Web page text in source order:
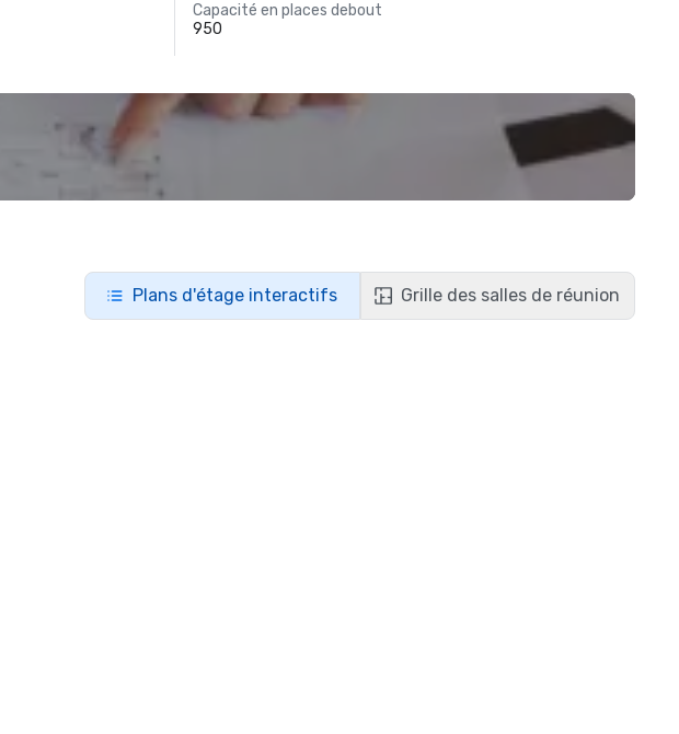
Capacité en places debout
950
Plans d'étage interactifs Grille des salles de réunion